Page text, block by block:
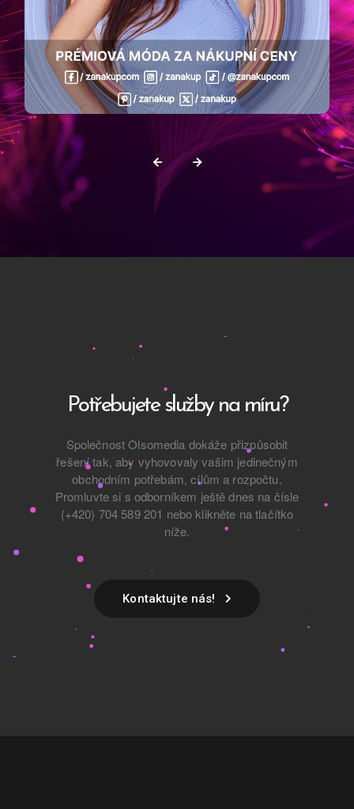
Potřebujete služby na míru?
Společnost Olsomedia dokáže přizpůsobit
řešení tak, aby vyhovovaly vašim jedinečným
obchodním potřebám, cílům a rozpočtu.
Promluvte si s odborníkem ještě dnes na čísle
(+420) 704 589 201 nebo klikněte na tlačítko
níže.
Kontaktujte nás!